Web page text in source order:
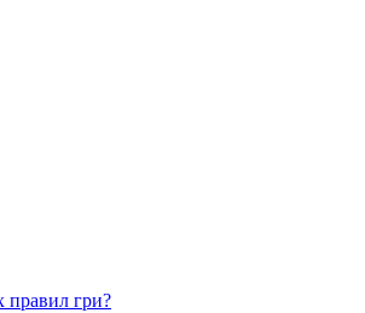
правил гри?